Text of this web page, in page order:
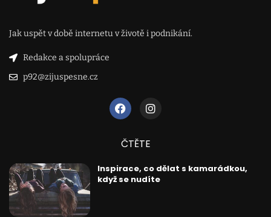
Jak uspět v době internetu v životě i podnikání.
Redakce a spolupráce
p92@zijuspesne.cz
ČTĚTE
Inspirace, co dělat s kamarádkou,
když se nudíte